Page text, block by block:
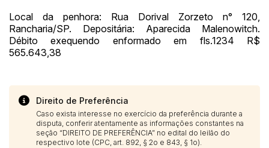
Local da penhora: Rua Dorival Zorzeto n° 120,
Rancharia/SP. Depositária: Aparecida Malenowitch.
Débito exequendo enformado em fls.1234 R$
565.643,38
Direito de Preferência
Caso exista interesse no exercício da preferência durante a
disputa, conferir atentamente as informações constantes na
seção “DIREITO DE PREFERÊNCIA” no edital do leilão do
respectivo lote (CPC, art. 892, § 2o e 843, § 1o).